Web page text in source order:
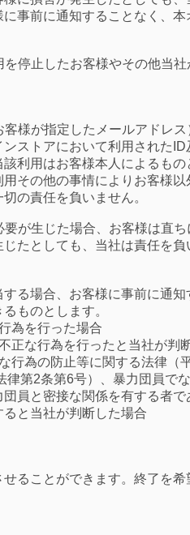
事前に通知することなく、
停止したお客様やその他当
様が指定したメールアドレ
ストアにおいて利用された
利用はお客様本人によるも
その他の事情によりお客様
の責任を負いません。
が生じた場合、お客様は直
たとしても、当社は責任を負
る場合、お客様に事前に通
ものとします。
為を行った場合
正な行為を行ったと当社が判
行為の防止等に関する法律
第2条第6号）、暴力団員で
員と密接な関係を有する者
と当社が判断した場合
ることができます。終了を